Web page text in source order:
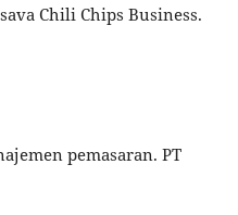
Chili Chips Business.
pemasaran. PT